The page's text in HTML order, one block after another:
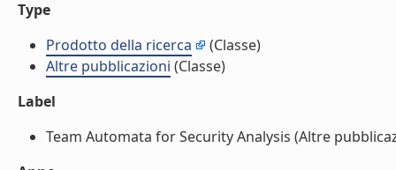
Type
Prodotto della ricerca
(Classe)
Altre pubblicazioni (Classe)
Label
Team Automata for Security Analysis (Altre